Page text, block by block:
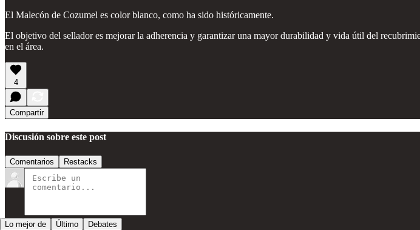
El Malecón de Cozumel es color blanco, como ha sido históricamente.
El objetivo del sellador es mejorar la adherencia y garantizar una mayor durabilidad y vida útil del
en el área.
4
Compartir
Discusión sobre este post
Comentarios Restacks
Lo mejor de Último Debates